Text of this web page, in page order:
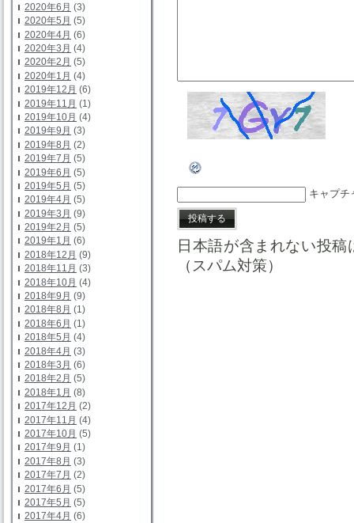
2020年6月 (3)
2020年5月 (5)
2020年4月 (6)
2020年3月 (4)
2020年2月 (5)
2020年1月 (4)
2019年12月 (6)
2019年11月 (1)
2019年10月 (4)
2019年9月 (3)
2019年8月 (2)
2019年7月 (5)
2019年6月 (5)
2019年5月 (5)
2019年4月 (5)
2019年3月 (9)
2019年2月 (5)
2019年1月 (6)
2018年12月 (9)
2018年11月 (3)
2018年10月 (4)
2018年9月 (9)
2018年8月 (1)
2018年6月 (1)
2018年5月 (4)
2018年4月 (3)
2018年3月 (6)
2018年2月 (5)
2018年1月 (8)
2017年12月 (2)
2017年11月 (4)
2017年10月 (5)
2017年9月 (1)
2017年8月 (3)
2017年7月 (2)
2017年6月 (5)
2017年5月 (5)
2017年4月 (6)
キャプチ
日本語が含まれない投
（スパム対策）